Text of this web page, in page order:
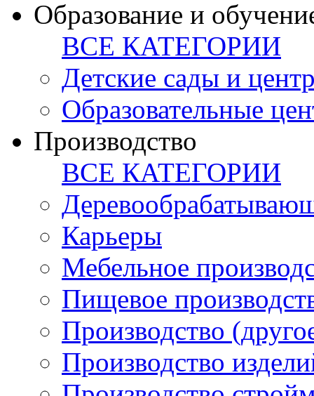
Образование и
ВСЕ КАТЕГОРИИ
Детские сады и
Образовательные
Производство
ВСЕ КАТЕГОРИИ
Карьеры
Мебельное
Пищевое
Производство
Производство